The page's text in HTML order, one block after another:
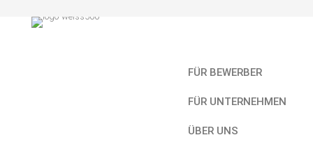
FÜR BEWERBER
FÜR UNTERNEHMEN
ÜBER UNS